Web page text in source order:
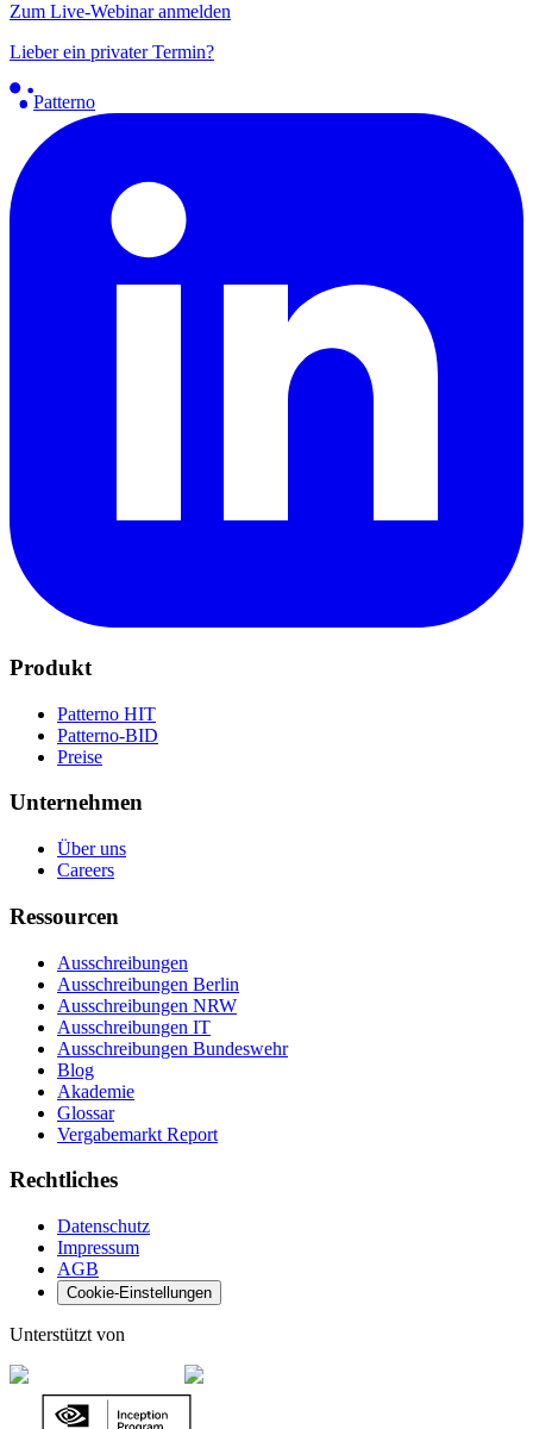
Zum Live-Webinar anmelden
Lieber ein privater Termin?
Patterno
Produkt
Patterno HIT
Patterno-BID
Preise
Unternehmen
Über uns
Careers
Ressourcen
Ausschreibungen
Ausschreibungen Berlin
Ausschreibungen NRW
Ausschreibungen IT
Ausschreibungen Bundeswehr
Blog
Akademie
Glossar
Vergabemarkt Report
Rechtliches
Datenschutz
Impressum
AGB
Cookie-Einstellungen
Unterstützt von